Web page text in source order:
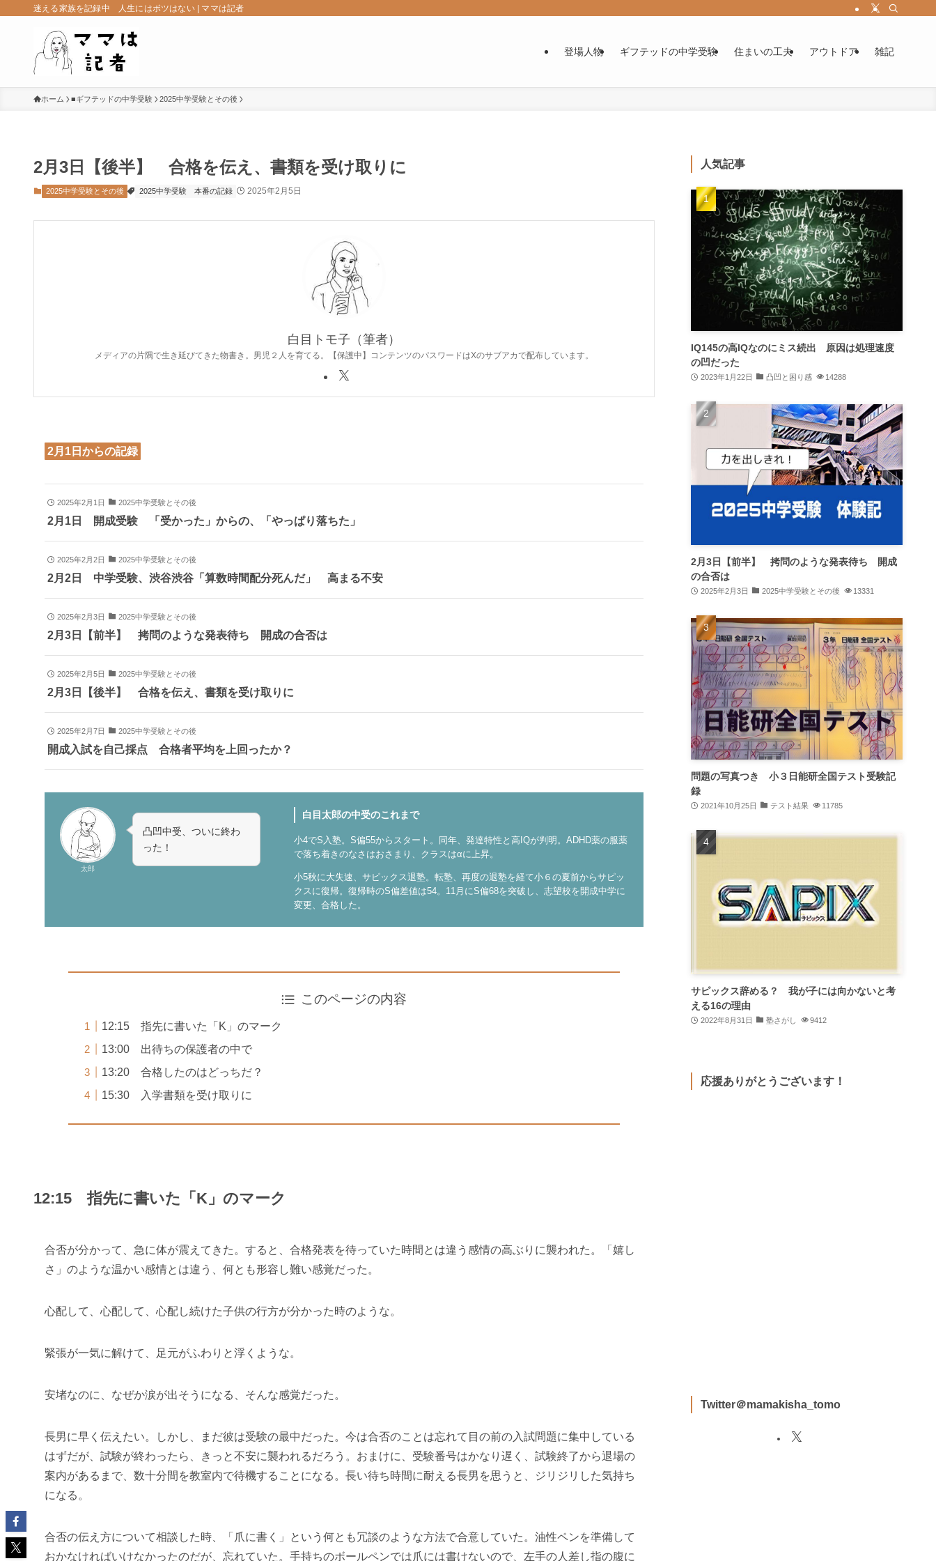
迷える家族を記録中 人生にはボツはない | ママは記者
登場人物 ギフテッドの中学受験 住まいの工夫 アウトドア 雑記
ホーム ■ギフテッドの中学受験 2025中学受験とその後
2月3日【後半】 合格を伝え、書類を受け取りに
2025中学受験とその後 2025中学受験 本番の記録 2025年2月5日
白目トモ子（筆者）
メディアの片隅で生き延びてきた物書き。男児２人を育てる。【保護中】コンテンツのパスワードはXのサブアカで配布しています。
2月1日からの記録
2025年2月1日 2025中学受験とその後
2月1日 開成受験 「受かった」からの、「やっぱり落ちた」
2025年2月2日 2025中学受験とその後
2月2日 中学受験、渋谷渋谷「算数時間配分死んだ」 高まる不安
2025年2月3日 2025中学受験とその後
2月3日【前半】 拷問のような発表待ち 開成の合否は
2025年2月5日 2025中学受験とその後
2月3日【後半】 合格を伝え、書類を受け取りに
2025年2月7日 2025中学受験とその後
開成入試を自己採点 合格者平均を上回ったか？
太郎
凸凹中受、ついに終わ
った！
白目太郎の中受のこれまで
小4でS入塾。S偏55からスタート。同年、発達特性と高IQが判明。ADHD薬の服薬
で落ち着きのなさはおさまり、クラスはαに上昇。
小5秋に大失速、サピックス退塾。転塾、再度の退塾を経て小６の夏前からサピッ
クスに復帰。復帰時のS偏差値は54。11月にS偏68を突破し、志望校を開成中学に
変更、合格した。
このページの内容
12:15 指先に書いた「K」のマーク
13:00 出待ちの保護者の中で
13:20 合格したのはどっちだ？
15:30 入学書類を受け取りに
12:15 指先に書いた「K」のマーク
合否が分かって、急に体が震えてきた。すると、合格発表を待っていた時間とは違う感情の高ぶりに襲われた。「嬉し
さ」のような温かい感情とは違う、何とも形容し難い感覚だった。
心配して、心配して、心配し続けた子供の行方が分かった時のような。
緊張が一気に解けて、足元がふわりと浮くような。
安堵なのに、なぜか涙が出そうになる、そんな感覚だった。
長男に早く伝えたい。しかし、まだ彼は受験の最中だった。今は合否のことは忘れて目の前の入試問題に集中している
はずだが、試験が終わったら、きっと不安に襲われるだろう。おまけに、受験番号はかなり遅く、試験終了から退場の
案内があるまで、数十分間を教室内で待機することになる。長い待ち時間に耐える長男を思うと、ジリジリした気持ち
になる。
合否の伝え方について相談した時、「爪に書く」という何とも冗談のような方法で合意していた。油性ペンを準備して
おかなければいけなかったのだが、忘れていた。手持ちのボールペンでは爪には書けないので、左手の人差し指の腹に
人気記事
IQ145の高IQなのにミス続出 原因は処理速度
の凹だった
2023年1月22日 凸凹と困り感 14288
2月3日【前半】 拷問のような発表待ち 開成
の合否は
2025年2月3日 2025中学受験とその後 13331
問題の写真つき 小３日能研全国テスト受験記
録
2021年10月25日 テスト結果 11785
サピックス辞める？ 我が子には向かないと考
える16の理由
2022年8月31日 塾さがし 9412
応援ありがとうございます！
Twitter＠mamakisha_tomo